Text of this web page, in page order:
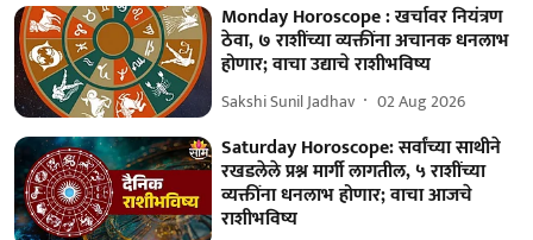
Monday Horoscope : खर्चावर नियंत्रण
ठेवा, ७ राशींच्या व्यक्तींना अचानक धनलाभ
होणार; वाचा उद्याचे राशीभविष्य
Sakshi Sunil Jadhav 02 Aug 2026
Saturday Horoscope: सर्वांच्या साथीने
रखडलेले प्रश्न मार्गी लागतील, ५ राशींच्या
व्यक्तींना धनलाभ होणार; वाचा आजचे
राशीभविष्य